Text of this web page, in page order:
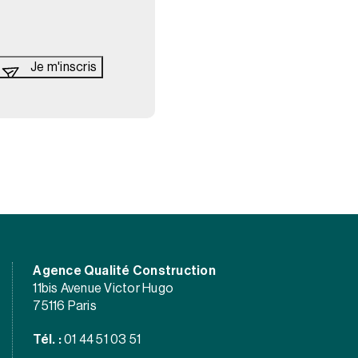
Agence Qualité Construction
11bis Avenue Victor Hugo
75116 Paris
Tél. : 01 44 51 03 51